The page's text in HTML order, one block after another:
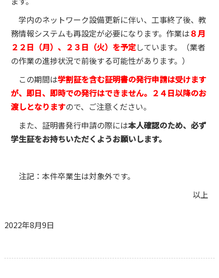
学内のネットワーク設備更新に伴い、工事終了後、教
務情報システムも再設定が必要になります。作業は８月
２２日（月）、２３日（火）を予定しています。（業者
の作業の進捗状況で前後する可能性があります。）
この期間は学割証を含む証明書の発行申請は受けます
が、即日、即時での発行はできません。２４日以降のお
渡しとなりますので、ご注意ください。
また、証明書発行申請の際には本人確認のため、必ず
学生証をお持ちいただくようお願いします。
注記：本件卒業生は対象外です。
以上
2022年8月9日